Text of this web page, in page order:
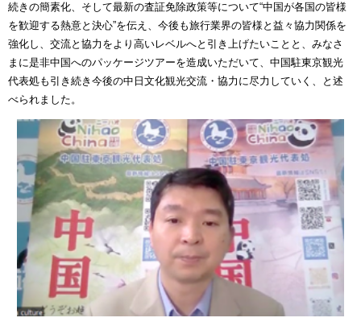
続きの簡素化、そして最新の査証免除政策等について“中国が各国の皆様
を歓迎する熱意と決心”を伝え、今後も旅行業界の皆様と益々協力関係を
強化し、交流と協力をより高いレベルへと引き上げたいことと、みなさ
まに是非中国へのパッケージツアーを造成いただいて、中国駐東京観光
代表処も引き続き今後の中日文化観光交流・協力に尽力していく、と述
べられました。